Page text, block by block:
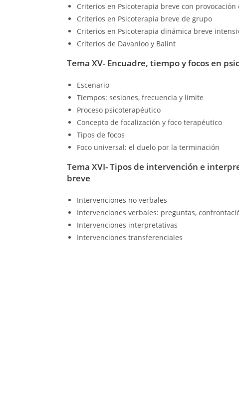
Criterios en Psicoterapia breve con provocación
Criterios en Psicoterapia breve de grupo
Criterios en Psicoterapia dinámica breve
Criterios de Davanloo y Balint
Tema XV- Encuadre, tiempo y focos en
Escenario
Tiempos: sesiones, frecuencia y límite
Proceso psicoterapéutico
Concepto de focalización y foco terapéutico
Tipos de focos
Foco universal: el duelo por la terminación
Tema XVI- Tipos de intervención e
breve
Intervenciones no verbales
Intervenciones verbales: preguntas,
Intervenciones interpretativas
Intervenciones transferenciales